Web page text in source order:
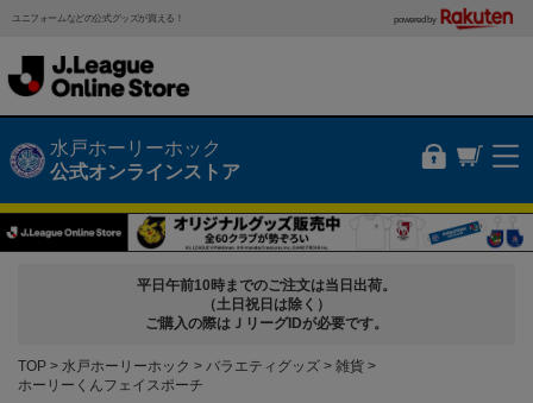
ユニフォームなどの公式グッズが買える！ powered by
水戸ホーリーホック
公式オンラインストア
平日午前10時までのご注文は当日出荷。
（土日祝日は除く）
ご購入の際はＪリーグIDが必要です。
TOP 水戸ホーリーホック バラエティグッズ
雑貨
ホーリーくんフェイスポーチ